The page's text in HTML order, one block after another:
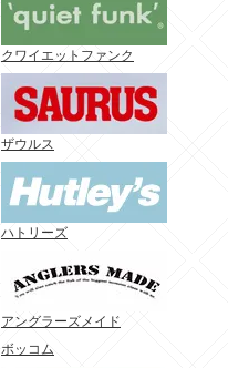
クワイエットファンク
ザウルス
ハトリーズ
アングラーズメイド
ボッコム